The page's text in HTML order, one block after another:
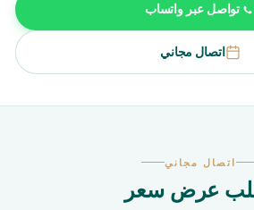
تواصل عبر واتساب
اتصال مجاني
اتصال مجاني
عرض سعر